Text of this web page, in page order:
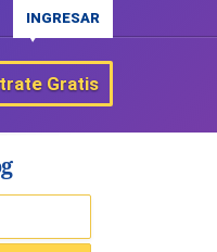
INGRESAR
Gratis